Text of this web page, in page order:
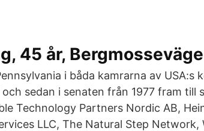
45 år,
i båda kamrarna av USA:s
sedan i senaten från 1977 fram till
Technology Partners Nordic AB,
LLC, The Natural Step Network,